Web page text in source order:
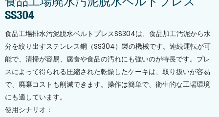
SS304
食品工場排水汚泥脱水ベルトプレスSS304は、食品加工汚泥から水
分を絞り出すステンレス鋼（SS304）製の機械です。連続運転が可
能で、清掃が容易、腐食や食品の汚れにも強いのが特長です。プレ
スによって得られる圧縮された乾燥したケーキは、取り扱いが容易
で、廃棄コストも削減できます。操作は簡単で、衛生的な工場環境
にも適しています。
使用シナリオ：